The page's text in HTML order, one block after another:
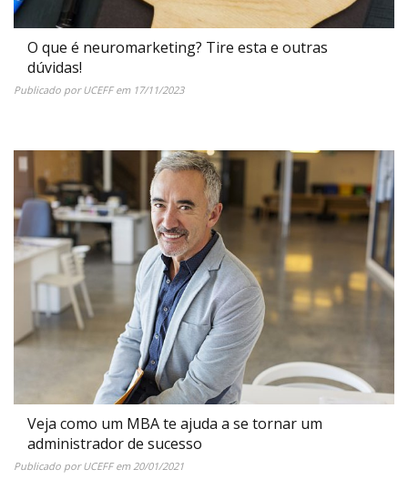
O que é neuromarketing? Tire esta e outras
dúvidas!
Publicado porUCEFFem 17/11/2023
Veja como um MBA te ajuda a se tornar um
administrador de sucesso
Publicado porUCEFFem 20/01/2021